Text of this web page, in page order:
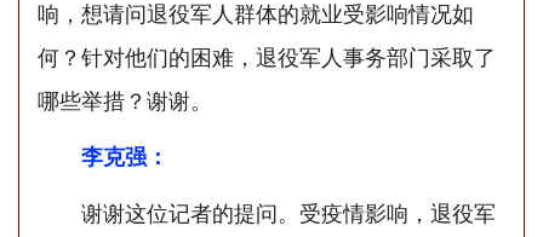
响，想请问退役军人群体的就业受影响情况如
何？针对他们的困难，退役军人事务部门采取了
哪些举措？谢谢。
李克强：
谢谢这位记者的提问。受疫情影响，退役军